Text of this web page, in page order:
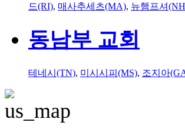
드(RI), 매사추세츠(MA), 뉴햄프셔
동남부 교회
테네시(TN), 미시시피(MS), 조지아